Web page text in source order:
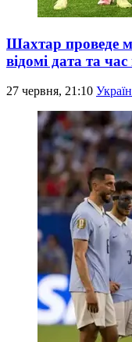
Шахтар проведе
відомі дата та
27 червня, 21:10